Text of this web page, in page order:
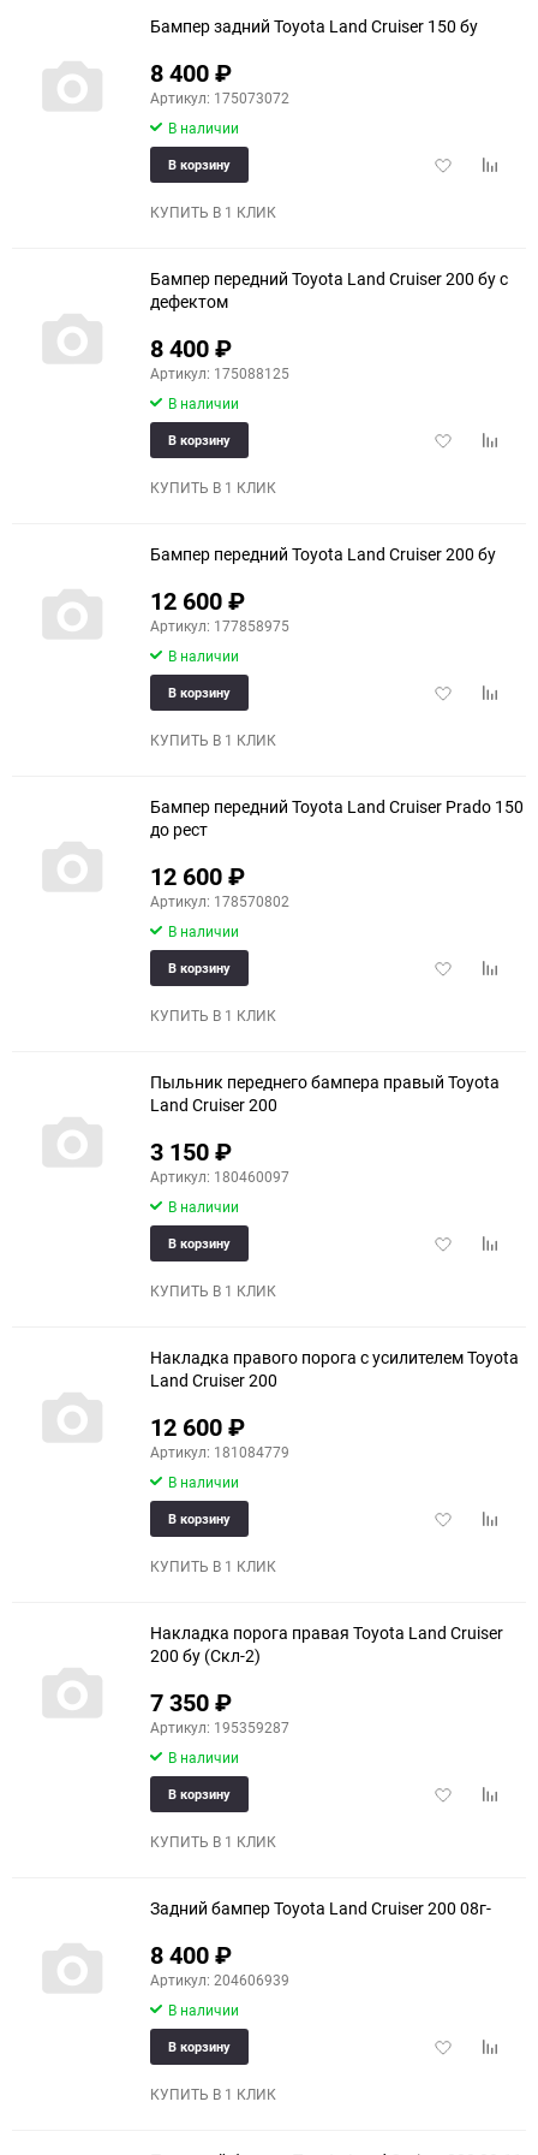
Бампер задний Toyota Land Cruiser 150 бу
8 400₽
Артикул: 175073072
В наличии
Добавить
В корзину
КУПИТЬ В 1 КЛИК
Бампер передний Toyota Land Cruiser 200 бу с
дефектом
8 400₽
Артикул: 175088125
В наличии
Добавить
В корзину
КУПИТЬ В 1 КЛИК
Бампер передний Toyota Land Cruiser 200 бу
12 600₽
Артикул: 177858975
В наличии
Добавить
В корзину
КУПИТЬ В 1 КЛИК
Бампер передний Toyota Land Cruiser Prado 150
до рест
12 600₽
Артикул: 178570802
В наличии
Добавить
В корзину
КУПИТЬ В 1 КЛИК
Пыльник переднего бампера правый Toyota
Land Cruiser 200
3 150₽
Артикул: 180460097
В наличии
Добавить
В корзину
КУПИТЬ В 1 КЛИК
Накладка правого порога с усилителем Toyota
Land Cruiser 200
12 600₽
Артикул: 181084779
В наличии
Добавить
В корзину
КУПИТЬ В 1 КЛИК
Накладка порога правая Toyota Land Cruiser
200 бу (Скл-2)
7 350₽
Артикул: 195359287
В наличии
Добавить
В корзину
КУПИТЬ В 1 КЛИК
Задний бампер Toyota Land Cruiser 200 08г-
8 400₽
Артикул: 204606939
В наличии
Добавить
В корзину
КУПИТЬ В 1 КЛИК